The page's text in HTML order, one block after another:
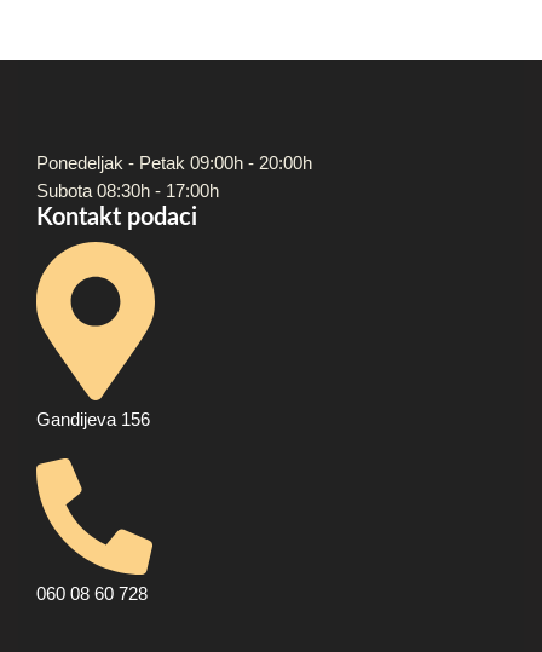
Ponedeljak - Petak 09:00h - 20:00h
Subota 08:30h - 17:00h
Kontakt podaci
Gandijeva 156
060 08 60 728